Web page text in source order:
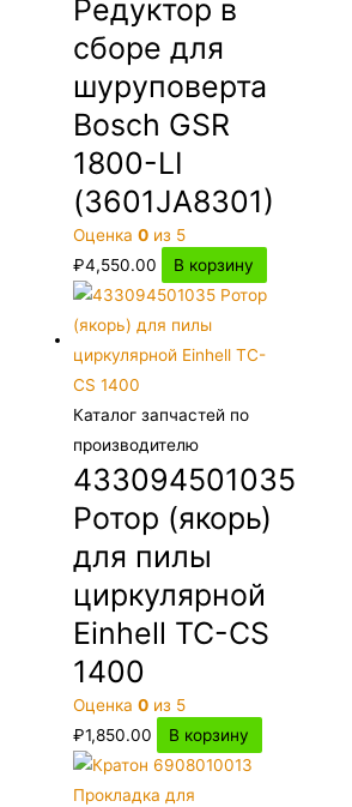
Редуктор в
сборе для
шуруповерта
Bosch GSR
1800-LI
(3601JA8301)
Оценка0 из 5
₽4,550.00 В корзину
Каталог запчастей по
производителю
433094501035
Ротор (якорь)
для пилы
циркулярной
Einhell TC-CS
1400
Оценка0 из 5
₽1,850.00 В корзину